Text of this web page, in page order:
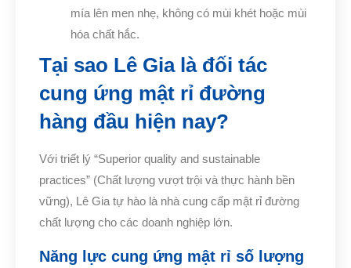
mía lên men nhẹ, không có mùi khét hoặc mùi
hóa chất hắc.
Tại sao Lê Gia là đối tác
cung ứng mật rỉ đường
hàng đầu hiện nay?
Với triết lý “Superior quality and sustainable
practices” (Chất lượng vượt trội và thực hành bền
vững), Lê Gia tự hào là nhà cung cấp mật rỉ đường
chất lượng cho các doanh nghiệp lớn.
Năng lực cung ứng mật rỉ số lượng